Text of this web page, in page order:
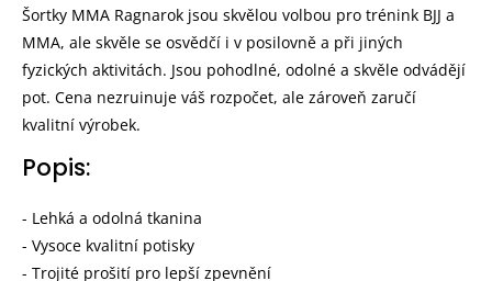
Šortky MMA Ragnarok jsou skvělou volbou pro trénink BJJ a
MMA, ale skvěle se osvědčí i v posilovně a při jiných
fyzických aktivitách. Jsou pohodlné, odolné a skvěle odvádějí
pot. Cena nezruinuje váš rozpočet, ale zároveň zaručí
kvalitní výrobek.
Popis:
- Lehká a odolná tkanina
- Vysoce kvalitní potisky
- Trojité prošití pro lepší zpevnění